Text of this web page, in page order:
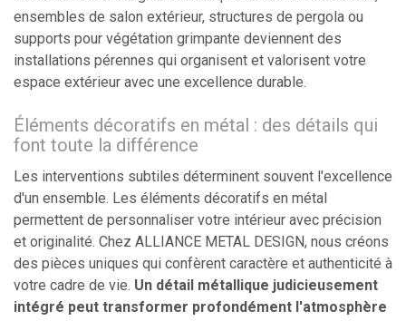
ensembles de salon extérieur, structures de pergola ou
supports pour végétation grimpante deviennent des
installations pérennes qui organisent et valorisent votre
espace extérieur avec une excellence durable.
Éléments décoratifs en métal : des détails qui
font toute la différence
Les interventions subtiles déterminent souvent l'excellence
d'un ensemble. Les éléments décoratifs en métal
permettent de personnaliser votre intérieur avec précision
et originalité. Chez ALLIANCE METAL DESIGN, nous créons
des pièces uniques qui confèrent caractère et authenticité à
votre cadre de vie. Un détail métallique judicieusement
intégré peut transformer profondément l'atmosphère